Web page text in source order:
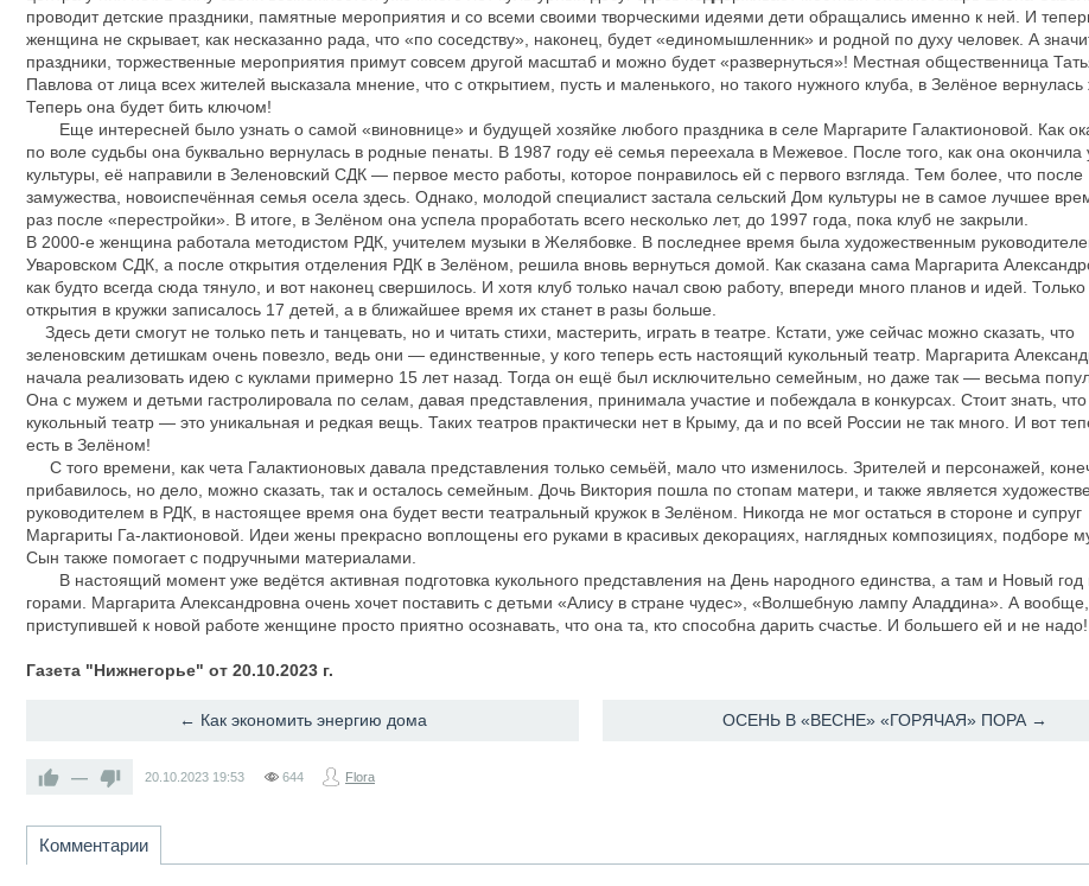
проводит детские праздники, памятные мероприятия и со всеми своими творческими идеями дети обращались именно к ней. И
женщина не скрывает, как несказанно рада, что «по соседству», наконец, будет «единомышленник» и родной по духу человек. А
праздники, торжественные мероприятия примут совсем другой масштаб и можно будет «развернуться»! Местная общественница
Павлова от лица всех жителей высказала мнение, что с открытием, пусть и маленького, но такого нужного клуба, в Зелёное вернулась
Теперь она будет бить ключом!
Еще интересней было узнать о самой «виновнице» и будущей хозяйке любого праздника в селе Маргарите Галактионовой. Как
по воле судьбы она буквально вернулась в родные пенаты. В 1987 году её семья переехала в Межевое. После того, как она
культуры, её направили в Зеленовский СДК — первое место работы, которое понравилось ей с первого взгляда. Тем более, что после
замужества, новоиспечённая семья осела здесь. Однако, молодой специалист застала сельский Дом культуры не в самое лучшее
раз после «перестройки». В итоге, в Зелёном она успела проработать всего несколько лет, до 1997 года, пока клуб не закрыли.
В 2000-е женщина работала методистом РДК, учителем музыки в Желябовке. В последнее время была художественным
Уваровском СДК, а после открытия отделения РДК в Зелёном, решила вновь вернуться домой. Как сказана сама Маргарита
как будто всегда сюда тянуло, и вот наконец свершилось. И хотя клуб только начал свою работу, впереди много планов и идей.
открытия в кружки записалось 17 детей, а в ближайшее время их станет в разы больше.
Здесь дети смогут не только петь и танцевать, но и читать стихи, мастерить, играть в театре. Кстати, уже сейчас можно сказать, что
зеленовским детишкам очень повезло, ведь они — единственные, у кого теперь есть настоящий кукольный театр. Маргарита
начала реализовать идею с куклами примерно 15 лет назад. Тогда он ещё был исключительно семейным, но даже так — весьма
Она с мужем и детьми гастролировала по селам, давая представления, принимала участие и побеждала в конкурсах. Стоит знать, что
кукольный театр — это уникальная и редкая вещь. Таких театров практически нет в Крыму, да и по всей России не так много. И вот
есть в Зелёном!
С того времени, как чета Галактионовых давала представления только семьёй, мало что изменилось. Зрителей и персонажей,
прибавилось, но дело, можно сказать, так и осталось семейным. Дочь Виктория пошла по стопам матери, и также является
руководителем в РДК, в настоящее время она будет вести театральный кружок в Зелёном. Никогда не мог остаться в стороне и супруг
Маргариты Га-лактионовой. Идеи жены прекрасно воплощены его руками в красивых декорациях, наглядных композициях, подборе
Сын также помогает с подручными материалами.
В настоящий момент уже ведётся активная подготовка кукольного представления на День народного единства, а там и Новый год
горами. Маргарита Александровна очень хочет поставить с детьми «Алису в стране чудес», «Волшебную лампу Аладдина». А вообще,
приступившей к новой работе женщине просто приятно осознавать, что она та, кто способна дарить счастье. И большего ей и не надо!
Газета "Нижнегорье" от 20.10.2023 г.
← Как экономить энергию дома ОСЕНЬ В «ВЕСНЕ» «ГОРЯЧАЯ» ПОРА →
— 20.10.2023 19:53 644 Flora
Комментарии